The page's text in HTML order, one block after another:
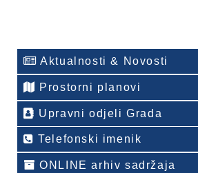
Aktualnosti & Novosti
Prostorni planovi
Upravni odjeli Grada
Telefonski imenik
ONLINE arhiv sadržaja